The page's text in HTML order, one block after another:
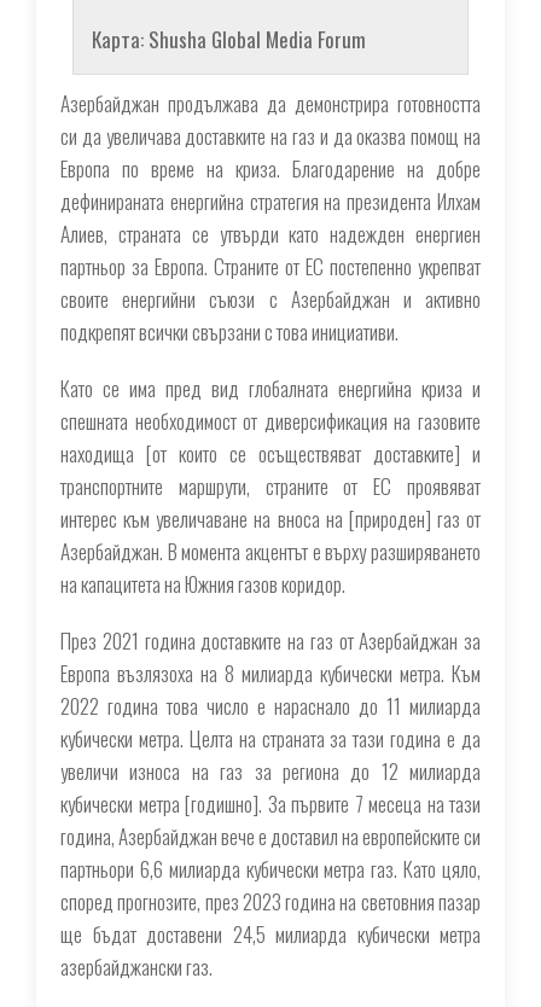
Карта: Shusha Global Media Forum
Азербайджан продължава да демонстрира готовността
си да увеличава доставките на газ и да оказва помощ на
Европа по време на криза. Благодарение на добре
дефинираната енергийна стратегия на президента Илхам
Алиев, страната се утвърди като надежден енергиен
партньор за Европа. Страните от ЕС постепенно укрепват
своите енергийни съюзи с Азербайджан и активно
подкрепят всички свързани с това инициативи.
Като се има пред вид глобалната енергийна криза и
спешната необходимост от диверсификация на газовите
находища [от които се осъществяват доставките] и
транспортните маршрути, страните от ЕС проявяват
интерес към увеличаване на вноса на [природен] газ от
Азербайджан. В момента акцентът е върху разширяването
на капацитета на Южния газов коридор.
През 2021 година доставките на газ от Азербайджан за
Европа възлязоха на 8 милиарда кубически метра. Към
2022 година това число е нараснало до 11 милиарда
кубически метра. Целта на страната за тази година е да
увеличи износа на газ за региона до 12 милиарда
кубически метра [годишно]. За първите 7 месеца на тази
година, Азербайджан вече е доставил на европейските си
партньори 6,6 милиарда кубически метра газ. Като цяло,
според прогнозите, през 2023 година на световния пазар
ще бъдат доставени 24,5 милиарда кубически метра
азербайджански газ.